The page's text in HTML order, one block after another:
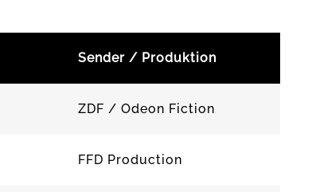
Sender / Produktion
ZDF / Odeon Fiction
FFD Production